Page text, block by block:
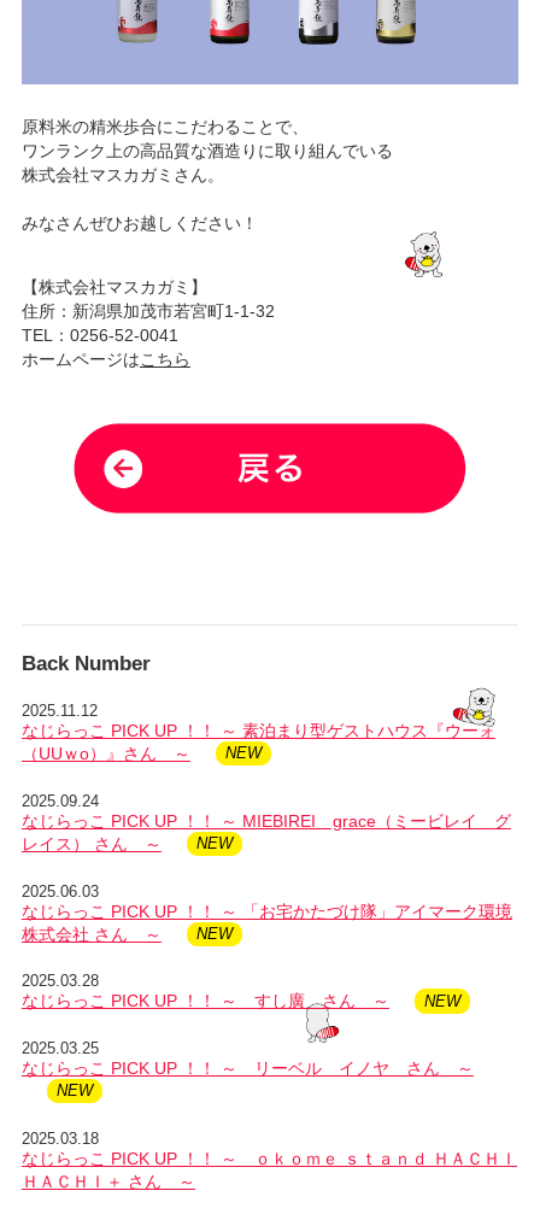
原料米の精米歩合にこだわることで、
ワンランク上の高品質な酒造りに取り組んでいる
株式会社マスカガミさん。
みなさんぜひお越しください！
【株式会社マスカガミ】
住所：新潟県加茂市若宮町1-1-32
TEL：0256-52-0041
ホームページはこちら
Back Number
2025.11.12
なじらっこ PICK UP ！！ ～ 素泊まり型ゲストハウス『ウーォ
（UUｗo）』さん ～
2025.09.24
なじらっこ PICK UP ！！ ～ MIEBIREI grace（ミービレイ グ
レイス） さん ～
2025.06.03
なじらっこ PICK UP ！！ ～ 「お宅かたづけ隊」アイマーク環境
株式会社 さん ～
2025.03.28
なじらっこ PICK UP ！！ ～ すし廣 さん ～
2025.03.25
なじらっこ PICK UP ！！ ～ リーベル イノヤ さん ～
2025.03.18
なじらっこ PICK UP ！！ ～ ｏｋｏｍｅ ｓｔａｎｄ ＨＡＣＨＩ
ＨＡＣＨＩ＋ さん ～